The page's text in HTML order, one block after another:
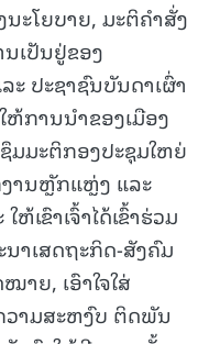
ະໂຍບາຍ, ມະຕິຄໍາສັ່ງ
ເປັນຢູ່ຂອງ
ປະຊາຊົນບັນດາເຜົ່າ
ການນໍາຂອງເມືອງ
ຊຶມມະຕິກອງປະຊຸມໃຫຍ່
ານຫຼັກແຫຼ່ງ ແລະ
ຫ້ເຂົາເຈົ້າໄດ້ເຂົ້າຮ່ວມ
າເສດຖະກິດ-ສັງຄົມ
າຍ, ເອົາໃຈໃສ່
ວາມສະຫງົບ ຕິດພັນ